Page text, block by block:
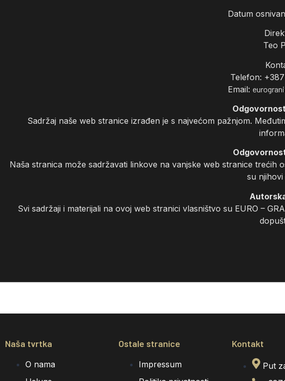
Datum
Teo
Telefon:
Email:
Sadržaj naše web stranice izrađen je s najvećom pažnjom.
Naša stranica može sadržavati linkove na vanjske web stranice trećih
su njihovi
Svi sadržaji i materijali na ovoj web stranici vlasništvo su EURO –
Naša tvrtka
O nama
Ostale stranice
Impressum
Kontakt
Put